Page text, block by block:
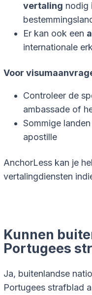
vertaling nodig
Er kan ook een
internationale
Voor
Controleer de
ambassade of
Sommige
apostille
AnchorLess kan je
vertalingdiensten
Kunnen
Portugees
Ja, buitenlandse
Portugees strafblad